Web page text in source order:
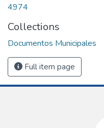
4974
Collections
Documentos Municipales
Full item page